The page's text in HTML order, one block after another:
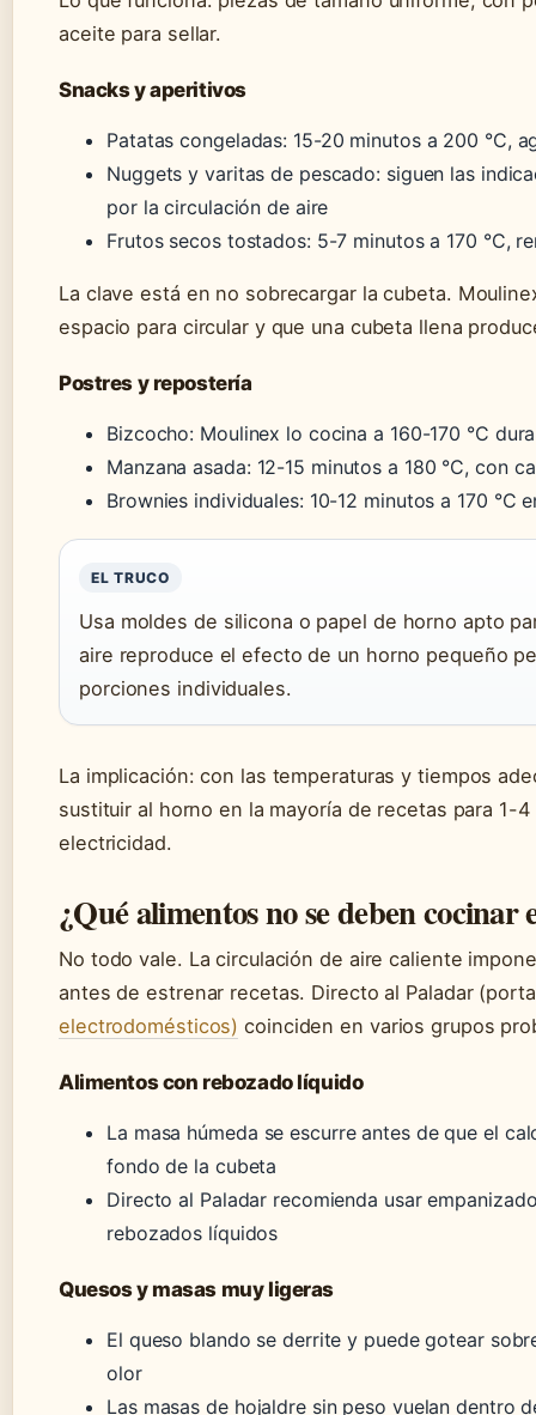
aceite para sellar.
Snacks y aperitivos
Patatas congeladas: 15-20 minutos a 200 °C,
Nuggets y varitas de pescado: siguen las
por la circulación de aire
Frutos secos tostados: 5-7 minutos a 170 °C,
La clave está en no sobrecargar la cubeta.
espacio para circular y que una cubeta llena
Postres y repostería
Bizcocho: Moulinex lo cocina a 160-170 °C
Manzana asada: 12-15 minutos a 180 °C, con
Brownies individuales: 10-12 minutos a 170 °C
EL TRUCO
Usa moldes de silicona o papel de horno apto
aire reproduce el efecto de un horno pequeño
porciones individuales.
La implicación: con las temperaturas y tiempos
sustituir al horno en la mayoría de recetas para 1-
electricidad.
¿Qué alimentos no se deben
No todo vale. La circulación de aire caliente
antes de estrenar recetas. Directo al Paladar
electrodomésticos) coinciden en varios grupos
Alimentos con rebozado líquido
La masa húmeda se escurre antes de que el
fondo de la cubeta
Directo al Paladar recomienda usar
rebozados líquidos
Quesos y masas muy ligeras
El queso blando se derrite y puede gotear
olor
Las masas de hojaldre sin peso vuelan dentro